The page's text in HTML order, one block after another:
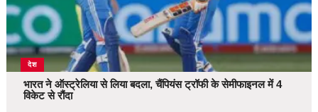
देश
भारत ने ऑस्ट्रेलिया से लिया बदला, चैंपियंस ट्रॉफी के सेमीफाइनल में 4
विकेट से रौंदा